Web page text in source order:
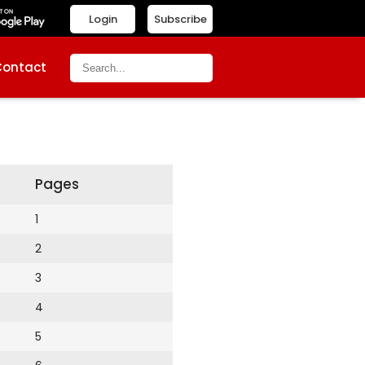
Subscribe
Login
Pages
1
2
3
4
5